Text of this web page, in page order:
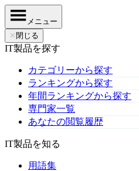
メニュー
✕ 閉じる
IT製品を探す
カテゴリーから探す
ランキングから探す
年間ランキングから探す
専門家一覧
あなたの閲覧履歴
IT製品を知る
用語集